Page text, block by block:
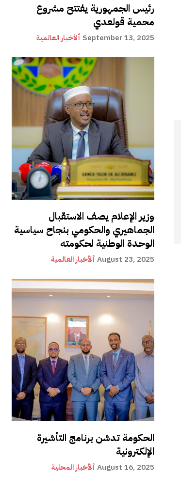
رئيس الجمهورية يفتتح مشروع
محمية قولعدي
ألأخبار العالمية September 13, 2025
وزير الإعلام يصف الاستقبال
الجماهيري والحكومي بنجاح سياسية
الوحدة الوطنية لحكومته
ألأخبار العالمية August 23, 2025
الحكومة تدشن برنامج التأشيرة
الإلكترونية
ألأخبار المحلية August 16, 2025